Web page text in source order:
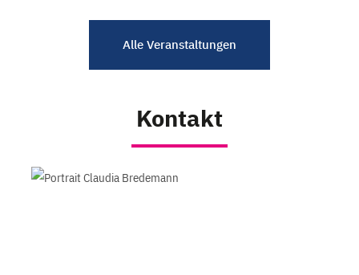
Alle Veranstaltungen
Kontakt